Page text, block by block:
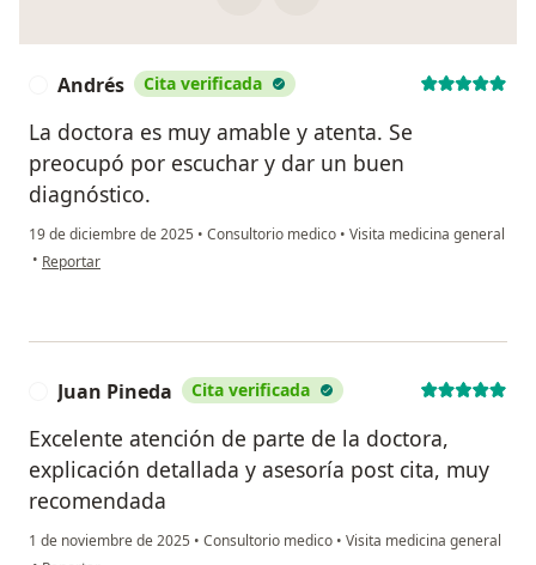
Andrés Cita verificada
La doctora es muy amable y atenta. Se
preocupó por escuchar y dar un buen
diagnóstico.
19 de diciembre de 2025 • Consultorio medico • Visita medicina general
• en opinión del usuario Andrés
Reportar
Juan Pineda Cita verificada
Excelente atención de parte de la doctora,
explicación detallada y asesoría post cita, muy
recomendada
1 de noviembre de 2025 • Consultorio medico • Visita medicina general